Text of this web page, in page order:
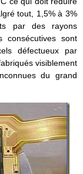
tout, 1,5% à 3%
par des rayons
consécutives sont
défectueux par
visiblement
du grand